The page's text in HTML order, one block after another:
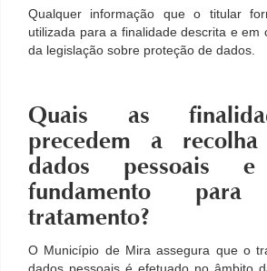
Qualquer informação que o titular
utilizada para a finalidade descrita e em
da legislação sobre proteção de dados.
Quais as
precedem a
dados pessoais
fundamento
tratamento?
O Município de Mira assegura que o